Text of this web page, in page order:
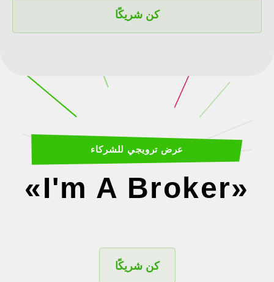
كن شريكًا
عرض ترويجي للشركاء
«I'm A Broker»
كن شريكًا